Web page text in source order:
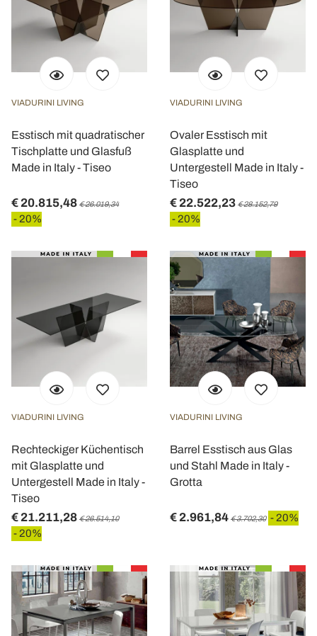
nostri partner che si occupano di analisi dei dati web,
pubblicità e social media, i quali potrebbero combinarle
con altre informazioni che ha fornito loro o che hanno
raccolto dal suo utilizzo dei loro servizi.
VIADURINI LIVING
Esstisch mit quadratischer
Tischplatte und Glasfuß
Made in Italy - Tiseo
€ 20.815,48 € 26.019,34
- 20%
VIADURINI LIVING
Ovaler Esstisch mit
Glasplatte und
Untergestell Made in Italy -
Tiseo
€ 22.522,23 € 28.152,79
- 20%
VIADURINI LIVING
Rechteckiger Küchentisch
mit Glasplatte und
Untergestell Made in Italy -
Tiseo
€ 21.211,28 € 26.514,10
- 20%
VIADURINI LIVING
Barrel Esstisch aus Glas
und Stahl Made in Italy -
Grotta
€ 2.961,84 € 3.702,30 - 20%